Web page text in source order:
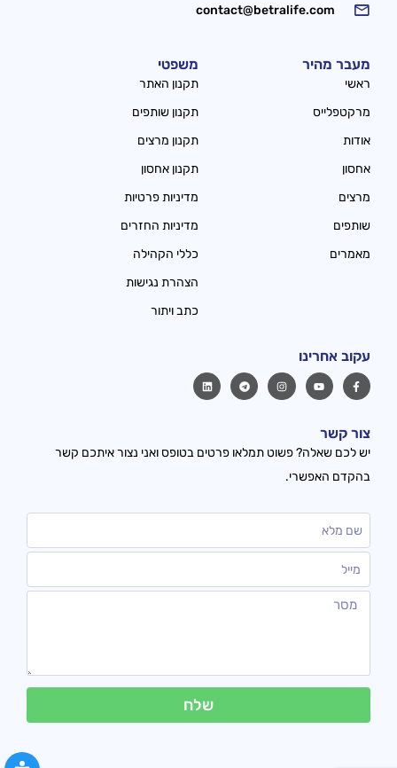
contact@betralife.com
מעבר מהיר
ראשי
מרקטפלייס
אודות
אחסון
מרצים
שותפים
מאמרים
משפטי
תקנון האתר
תקנון שותפים
תקנון מרצים
תקנון אחסון
מדיניות פרטיות
מדיניות החזרים
כללי הקהילה
הצהרת נגישות
כתב ויתור
עקוב אחרינו
צור קשר
יש לכם שאלה? פשוט תמלאו פרטים בטופס ואני נצור איתכם קשר
בהקדם האפשרי.
שלח